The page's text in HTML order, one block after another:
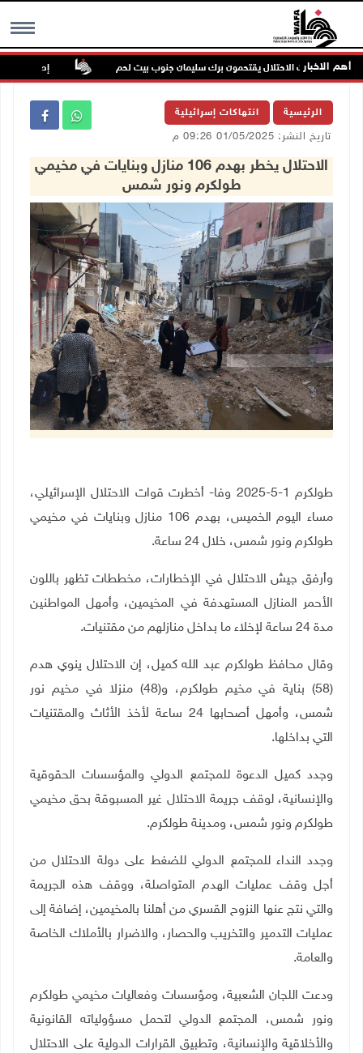
MENU أهم الاخبار
قوات الاحتلال يقتحمون برك سليمان جنوب بيت لحم إصابة مسن
الرئيسية انتهاكات إسرائيلية
تاريخ النشر: 01/05/2025 09:26 م
الاحتلال يخطر بهدم 106 منازل وبنايات في مخيمي
طولكرم ونور شمس
طولكرم 1-5-2025 وفا- أخطرت قوات الاحتلال الإسرائيلي،
مساء اليوم الخميس، بهدم 106 منازل وبنايات في مخيمي
طولكرم ونور شمس، خلال 24 ساعة
.
وأرفق جيش الاحتلال في الإخطارات، مخططات تظهر باللون
الأحمر المنازل المستهدفة في المخيمين، وأمهل المواطنين
مدة 24 ساعة لإخلاء ما بداخل منازلهم من مقتنيات.
وقال محافظ طولكرم عبد الله كميل، إن الاحتلال ينوي هدم
(58) بناية في مخيم طولكرم، و(48) منزلا في مخيم نور
شمس، وأمهل أصحابها 24 ساعة لأخذ الأثاث والمقتنيات
التي بداخلها.
وجدد كميل الدعوة للمجتمع الدولي والمؤسسات الحقوقية
والإنسانية، لوقف جريمة الاحتلال غير المسبوقة بحق مخيمي
طولكرم ونور شمس، ومدينة طولكرم.
وجدد النداء للمجتمع الدولي للضغط على دولة الاحتلال من
أجل وقف عمليات الهدم المتواصلة، ووقف هذه الجريمة
والتي نتج عنها النزوح القسري من أهلنا بالمخيمين، إضافة إلى
عمليات التدمير والتخريب والحصار، والاضرار بالأملاك الخاصة
والعامة.
ودعت اللجان الشعبية، ومؤسسات وفعاليات مخيمي طولكرم
ونور شمس، المجتمع الدولي لتحمل مسؤولياته القانونية
والأخلاقية والإنسانية، وتطبيق القرارات الدولية على الاحتلال